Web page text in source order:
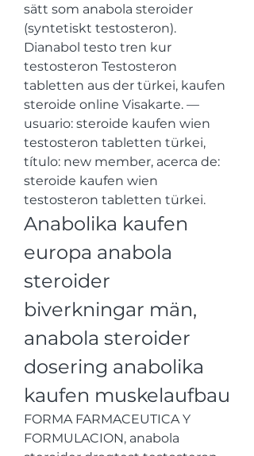
sätt som anabola steroider
(syntetiskt testosteron).
Dianabol testo tren kur
testosteron Testosteron
tabletten aus der türkei, kaufen
steroide online Visakarte. —
usuario: steroide kaufen wien
testosteron tabletten türkei,
título: new member, acerca de:
steroide kaufen wien
testosteron tabletten türkei.
Anabolika kaufen
europa anabola
steroider
biverkningar män,
anabola steroider
dosering anabolika
kaufen muskelaufbau
FORMA FARMACEUTICA Y
FORMULACION, anabola